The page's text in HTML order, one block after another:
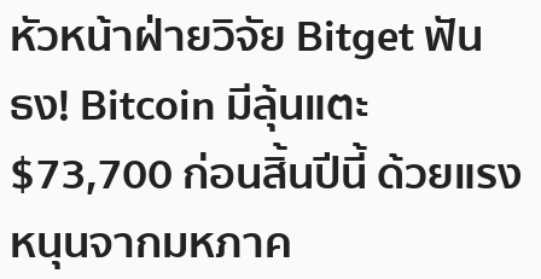
หัวหน้าฝ่ายวิจัย Bitget ฟัน
ธง! Bitcoin มีลุ้นแตะ
$73,700 ก่อนสิ้นปีนี้ ด้วยแรง
หนุนจากมหภาค